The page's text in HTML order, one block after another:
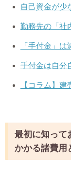
自己資金が少
勤務先の「社
「手付金」
手付金は自分
【コラム】
最初に知って
かかる諸費用